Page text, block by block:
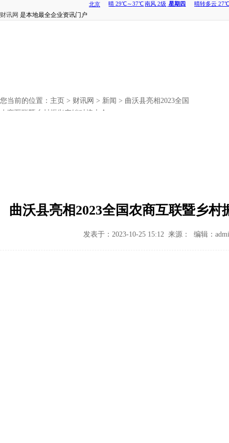
财讯网 是本地最全企业资讯门户
您当前的位置： 主页 > 财讯网 > 新闻 > 曲沃县亮相2023全国
农商互联暨乡村振兴产销对接大会
曲沃县亮相2023全国农商互联暨乡村
发表于：2023-10-25 15:12 来源： 编辑：